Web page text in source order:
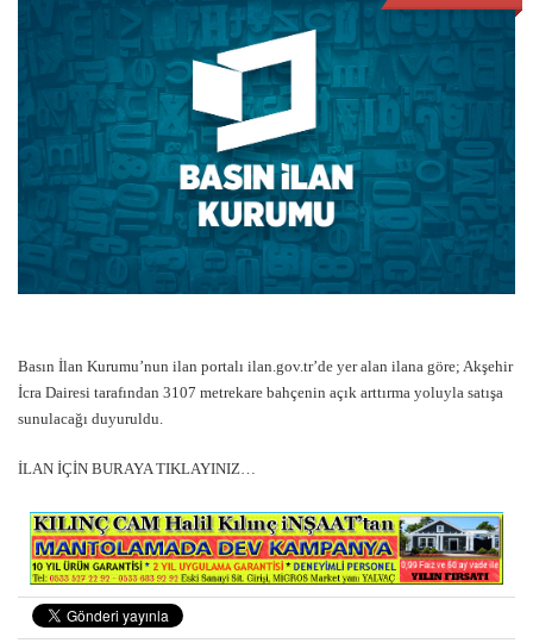
Basın İlan Kurumu’nun ilan portalı ilan.gov.tr’de yer alan ilana göre; Akşehir
İcra Dairesi tarafından 3107 metrekare bahçenin açık arttırma yoluyla satışa
sunulacağı duyuruldu.
İLAN İÇİN BURAYA TIKLAYINIZ…